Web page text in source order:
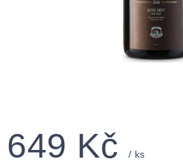
649 Kč / ks